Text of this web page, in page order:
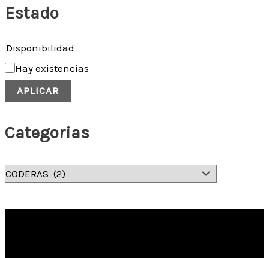
Estado
Disponibilidad
Hay existencias
APLICAR
Categorias